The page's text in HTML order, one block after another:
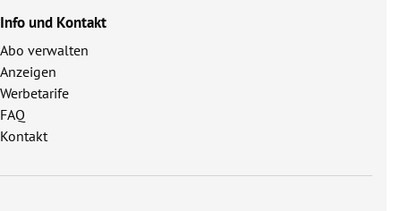
Info und Kontakt
Abo verwalten
Anzeigen
Werbetarife
FAQ
Kontakt